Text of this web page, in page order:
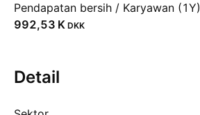
Pendapatan bersih / Karyawan (1Y)
‪992,53 K‬ DKK
Detail